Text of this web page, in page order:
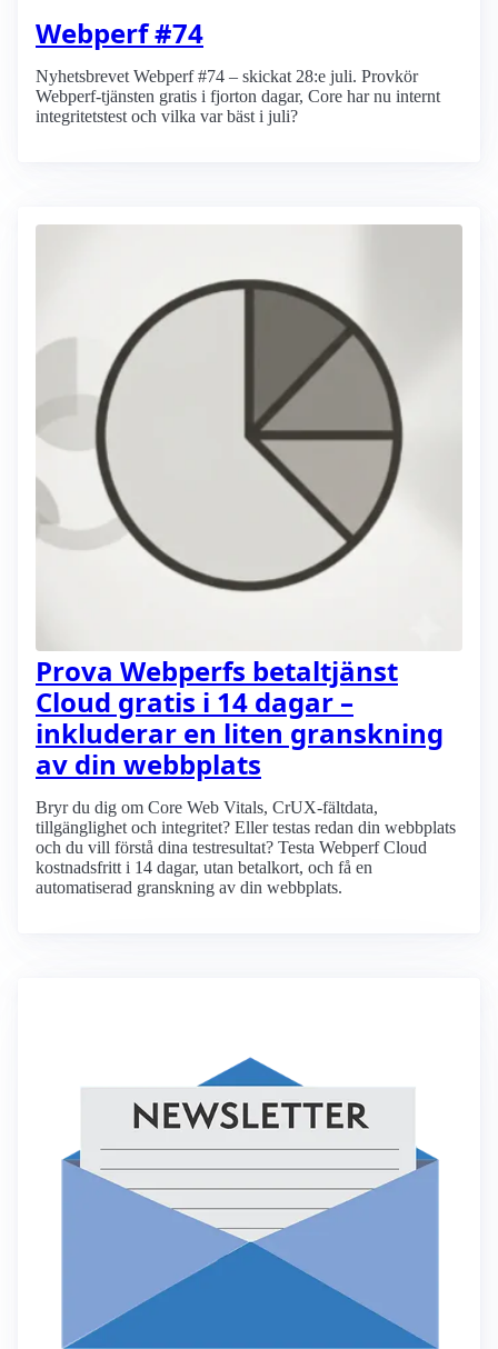
Webperf #74
Nyhetsbrevet Webperf #74 – skickat 28:e juli. Provkör
Webperf-tjänsten gratis i fjorton dagar, Core har nu internt
integritetstest och vilka var bäst i juli?
Prova Webperfs betaltjänst
Cloud gratis i 14 dagar –
inkluderar en liten granskning
av din webbplats
Bryr du dig om Core Web Vitals, CrUX-fältdata,
tillgänglighet och integritet? Eller testas redan din webbplats
och du vill förstå dina testresultat? Testa Webperf Cloud
kostnadsfritt i 14 dagar, utan betalkort, och få en
automatiserad granskning av din webbplats.